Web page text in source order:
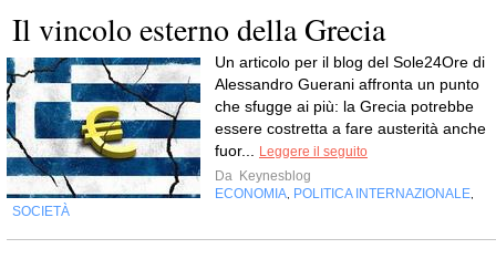
Il vincolo esterno della Grecia
Un articolo per il blog del Sole24Ore di
Alessandro Guerani affronta un punto
che sfugge ai più: la Grecia potrebbe
essere costretta a fare austerità anche
fuor...
Leggere il seguito
Da Keynesblog
ECONOMIA POLITICA INTERNAZIONALE
SOCIETÀ